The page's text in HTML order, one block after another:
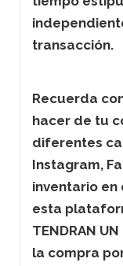
transacción.
Recuerda
hacer de tu
diferentes
Instagram,
inventario
esta
TENDRAN
la compra